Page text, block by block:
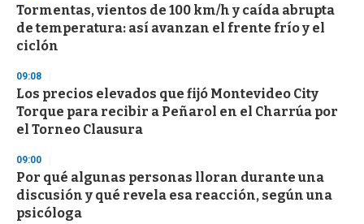
e
c
o
n
Tormentas, vientos de 100 km/h y caída abrupta
de temperatura: así avanzan el frente frío y el
ciclón
09:08
Los precios elevados que fijó Montevideo City
Torque para recibir a Peñarol en el Charrúa por
el Torneo Clausura
09:00
Por qué algunas personas lloran durante una
discusión y qué revela esa reacción, según una
psicóloga